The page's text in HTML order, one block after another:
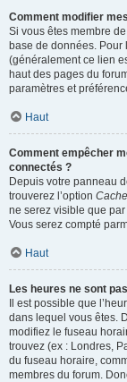
Comment modifier
Si vous êtes membre
base de données. Pour
(généralement ce lien
haut des pages du
paramètres et
Haut
Comment empêcher
connectés ?
Depuis votre panneau
trouverez l’option
ne serez visible que
Vous serez compté
Haut
Les heures ne sont
Il est possible que
dans lequel vous êtes.
modifiez le fuseau
trouvez (ex : Londres,
du fuseau horaire,
membres du forum.